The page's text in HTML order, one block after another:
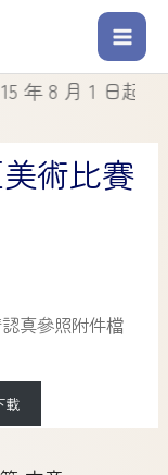
8 月 1 日起停止使
術比賽
真參照附件檔
載